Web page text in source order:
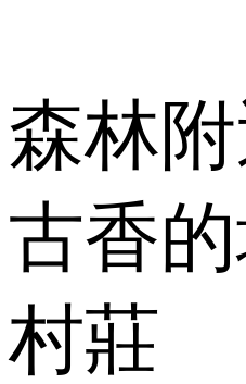
森林
古香
村莊